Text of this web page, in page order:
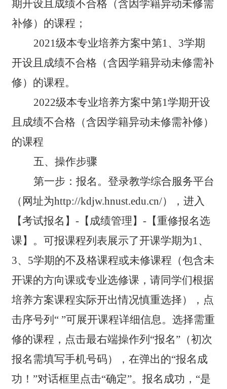
期开设且成绩不合格（含因学籍异动未修需
补修）的课程；
2021级本专业培养方案中第1、3学期
开设且成绩不合格（含因学籍异动未修需补
修）的课程。
2022级本专业培养方案中第1学期开设
且成绩不合格（含因学籍异动未修需补修）
的课程
五、操作步骤
第一步：报名。登录教学综合服务平台
（网址为http://kdjw.hnust.edu.cn/），进入
【考试报名】-【成绩管理】-【重修报名选
课】。可报课程列表展示了开课学期为1、
3、5学期的不及格课程或未修课程（包含未
开课的方向课或专业选修课，请同学们根据
培养方案课程实际开出情况慎重选择），点
击序号列“ ”可展开课程详细信息。选择需重
修的课程，点击最右端操作列“报名”（初次
报名需填写手机号码），在弹出的“报名成
功！”对话框里点击“确定”。报名成功，“是